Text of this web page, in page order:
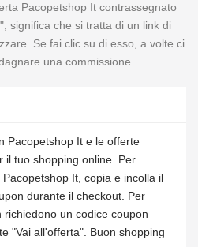
Pacopetshop It contrassegnato
significa che si tratta di un link di
Se fai clic su di esso, a volte ci
una commissione.
Pacopetshop It e le offerte
il tuo shopping online. Per
It, copia e incolla il
durante il checkout. Per
un codice coupon
"Vai all'offerta". Buon shopping